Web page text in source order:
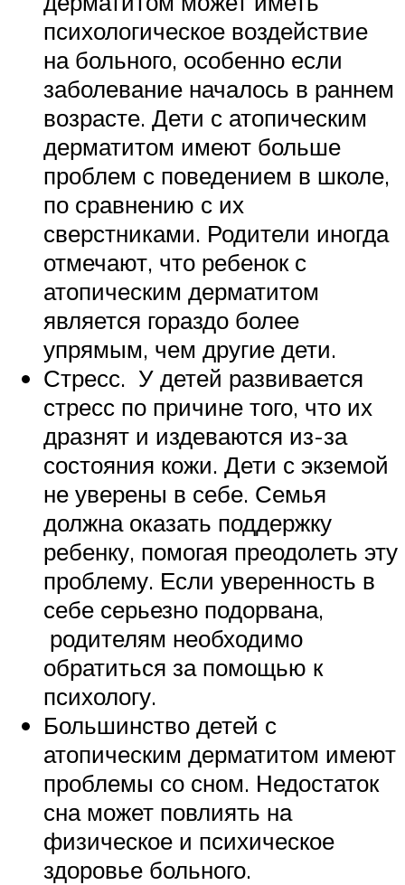
психологическое воздействие
на больного, особенно если
заболевание началось в раннем
возрасте. Дети с атопическим
дерматитом имеют больше
проблем с поведением в школе,
по сравнению с их
сверстниками. Родители иногда
отмечают, что ребенок с
атопическим дерматитом
является гораздо более
упрямым, чем другие дети.
Стресс. У детей развивается
стресс по причине того, что их
дразнят и издеваются из-за
состояния кожи. Дети с экземой
не уверены в себе. Семья
должна оказать поддержку
ребенку, помогая преодолеть эту
проблему. Если уверенность в
себе серьезно подорвана,
родителям необходимо
обратиться за помощью к
психологу.
Большинство детей с
атопическим дерматитом имеют
проблемы со сном. Недостаток
сна может повлиять на
физическое и психическое
здоровье больного.